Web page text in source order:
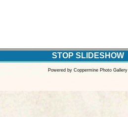
STOP SLIDESHOW
Powered by Coppermine Photo Gallery